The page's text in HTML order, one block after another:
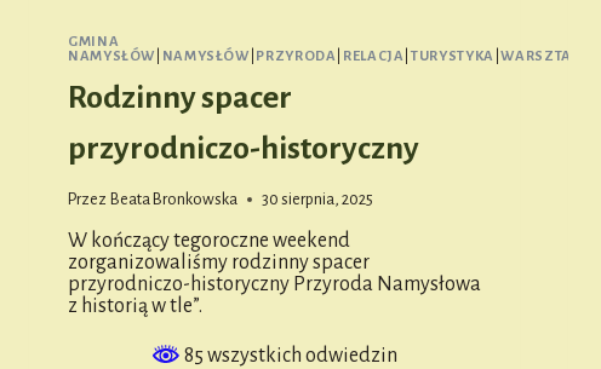
GMINA
NAMYSŁÓW
NAMYSŁÓW PRZYRODA RELACJA |TURYSTYKA |WARSZTATY
Rodzinny spacer
przyrodniczo-historyczny
Przez Beata Bronkowska 30 sierpnia, 2025
W kończący tegoroczne weekend
zorganizowaliśmy rodzinny spacer
przyrodniczo-historyczny Przyroda Namysłowa
z historią w tle”.
85 wszystkich odwiedzin